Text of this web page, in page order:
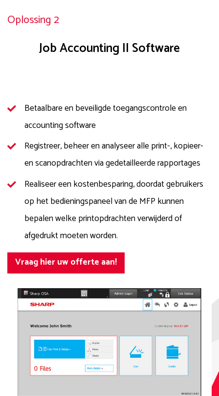
Oplossing 2
Job Accounting II Software
Betaalbare en beveiligde toegangscontrole en
accounting software
Registreer, beheer en analyseer alle print-, kopieer-
en scanopdrachten via gedetailleerde rapportages
Realiseer een kostenbesparing, doordat gebruikers
op het bedieningspaneel van de MFP kunnen
bepalen welke printopdrachten verwijderd of
afgedrukt moeten worden.
Vraag hier uw offerte aan!